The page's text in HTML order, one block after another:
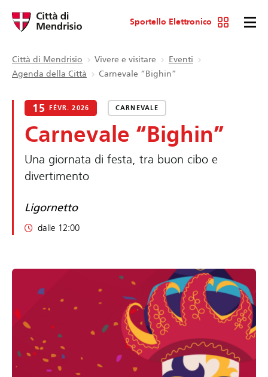
Sportello Elettronico
Città di Mendrisio Vivere e visitare
Eventi
Agenda della Città
Carnevale “Bighin”
15 FÉVR. 2026 CARNEVALE
Carnevale “Bighin”
Una giornata di festa, tra buon cibo e
divertimento
Ligornetto
dalle 12:00